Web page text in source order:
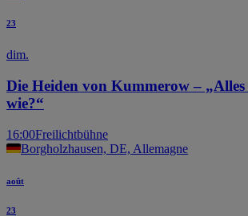
23
dim.
Die Heiden von Kummerow –
wie?“
16:00Freilichtbühne
Borgholzhausen, DE, Allemagne
août
23